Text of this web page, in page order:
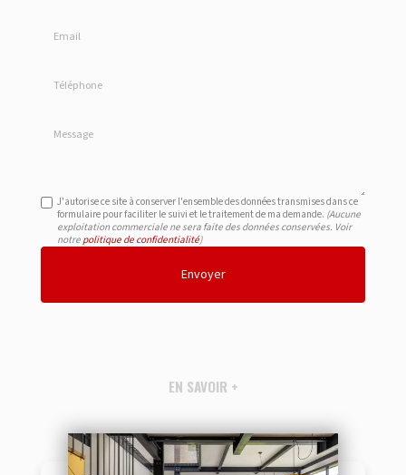
J'autorise ce site à conserver l'ensemble des données transmises dans ce
formulaire pour faciliter le suivi et le traitement de ma demande. (Aucune
exploitation commerciale ne sera faite des données conservées. Voir
notre politique de confidentialité)
EN SAVOIR +